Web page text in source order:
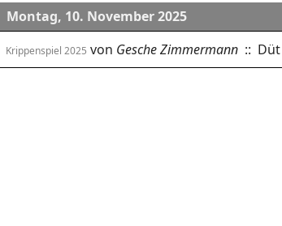
Montag, 10. November 2025
Krippenspiel 2025 von Gesche Zimmermann:: Düt